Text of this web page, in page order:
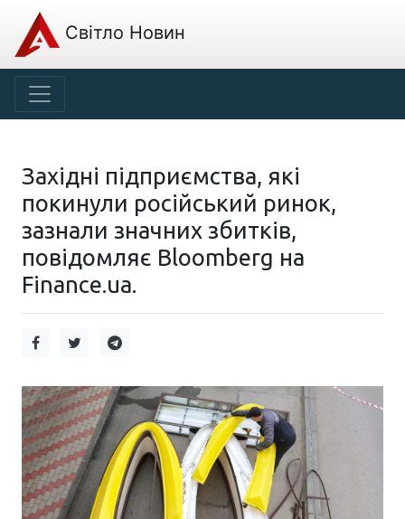
Світло Новин
Західні підприємства, які
покинули російський ринок,
зазнали значних збитків,
повідомляє Bloomberg на
Finance.ua.